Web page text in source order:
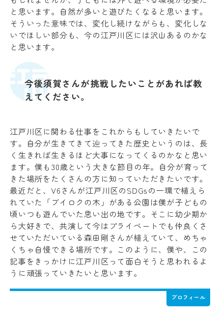
と思います。自然が多いと遊びたくなると思います。
そういった意味では、変化し続けながらも、変化しな
いでほしい部分も、今の江戸川区には沢山あるのかな
と思います。
今後須賀さんが挑戦したいことがあれば教
えてください。
江戸川区に関わる仕事をこれからもしていきたいで
す。自分が生きてきて辿ってきた歴史というのは、長
く生きれば生きるほど大事になってくるのかなと思い
ます。僕も30歳という大きな節目の年。自分が育って
きた場所をたくさんの方に知っていただきたいです。
最近だと、V6さんが江戸川区のSDGsの一環で植えら
れていた「ブイロクの木」がある公園は僕が子どもの
頃いつも遊んでいた思い出の地です。そこに幼少期か
ら大好きで、共演して今はプライベートでも仲良くさ
せていただいている森田剛さんが植えていて、めちゃ
くちゃ自慢できる場所です。このように、僕や、この
記事をきっかけに江戸川区って面白そうと思われるよ
うに頑張っていきたいと思います。
プロフィール